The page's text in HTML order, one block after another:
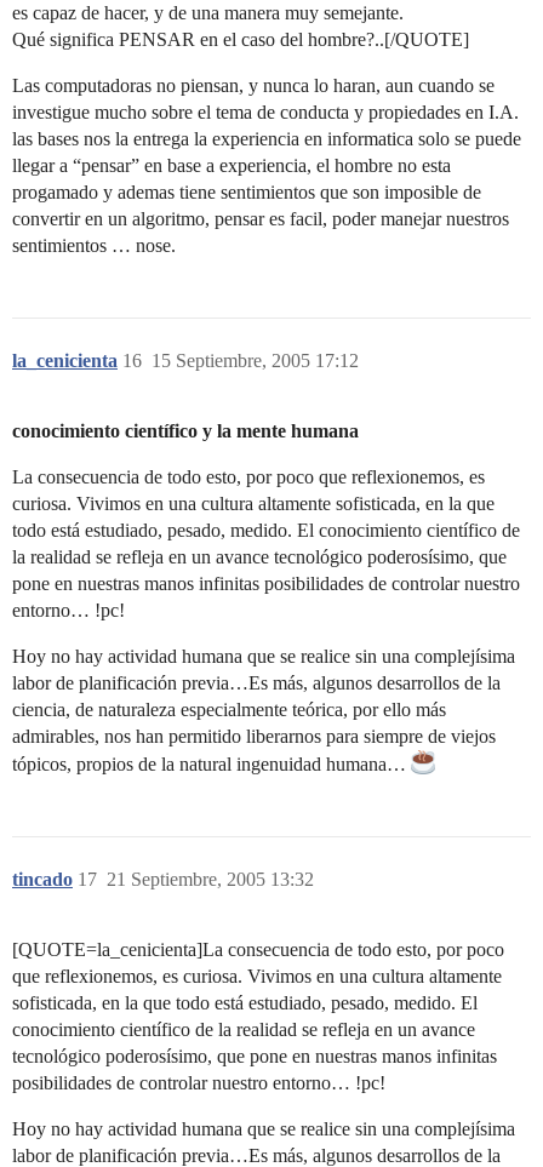
es capaz de hacer, y de una manera muy semejante.
Qué significa PENSAR en el caso del hombre?..[/QUOTE]
Las computadoras no piensan, y nunca lo haran, aun cuando se
investigue mucho sobre el tema de conducta y propiedades en I.A.
las bases nos la entrega la experiencia en informatica solo se puede
llegar a “pensar” en base a experiencia, el hombre no esta
progamado y ademas tiene sentimientos que son imposible de
convertir en un algoritmo, pensar es facil, poder manejar nuestros
sentimientos … nose.
la_cenicienta 15 Septiembre, 2005 17:12
16
conocimiento científico y la mente humana
La consecuencia de todo esto, por poco que reflexionemos, es
curiosa. Vivimos en una cultura altamente sofisticada, en la que
todo está estudiado, pesado, medido. El conocimiento científico de
la realidad se refleja en un avance tecnológico poderosísimo, que
pone en nuestras manos infinitas posibilidades de controlar nuestro
entorno… !pc!
Hoy no hay actividad humana que se realice sin una complejísima
labor de planificación previa…Es más, algunos desarrollos de la
ciencia, de naturaleza especialmente teórica, por ello más
admirables, nos han permitido liberarnos para siempre de viejos
tópicos, propios de la natural ingenuidad humana…
tincado 21 Septiembre, 2005 13:32
17
[QUOTE=la_cenicienta]La consecuencia de todo esto, por poco
que reflexionemos, es curiosa. Vivimos en una cultura altamente
sofisticada, en la que todo está estudiado, pesado, medido. El
conocimiento científico de la realidad se refleja en un avance
tecnológico poderosísimo, que pone en nuestras manos infinitas
posibilidades de controlar nuestro entorno… !pc!
Hoy no hay actividad humana que se realice sin una complejísima
labor de planificación previa…Es más, algunos desarrollos de la